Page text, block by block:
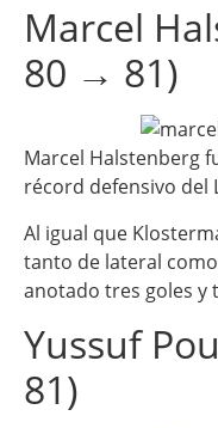
Marcel
80 → 81)
Marcel Halstenberg
récord defensivo del
Al igual que
tanto de lateral
anotado tres goles y
Yussuf
81)